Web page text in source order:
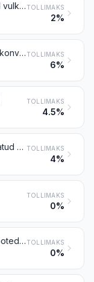
Torud, voolikud ja lohvid vulkaniseeritud kummist (v.a kõvakummist), liitmikega (näiteks muhvid, põlved, äärikud) või liitmiketa TOLLIMAKS
2%
Vulkaniseeritud kummist konveierilindid, ülekanderihmad ning rihmamaterjal TOLLIMAKS
6%
TOLLIMAKS
4.5%
Protekteeritud või kasutatud kummist õhkrehvid; kummist täis- või padjandrehvid, vahetatavad kummist protektorid ja pöiavööd TOLLIMAKS
4%
TOLLIMAKS
0%
Hügieeni- ja farmaatsiatooted (sh lutid) vulkaniseeritud kummist (v.a kõvakummist), kõvakummist osadega või ilma TOLLIMAKS
0%